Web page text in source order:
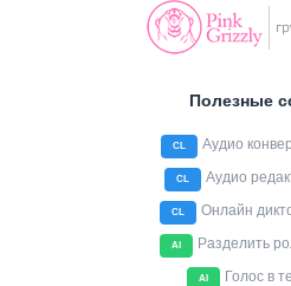
Полезные
CL Аудио
CL Аудио
CL Онлайн
AI Разделить
AI Голос в